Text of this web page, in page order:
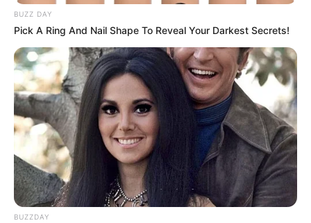
acontecimientos que suceden en
Ibagué, el Tolima, Colombia y el
Mundo, haga clic en el siguiente link y
únase a nuestro grupo de WhatsApp
Comente las noticias de nuestro
Portal, escribanos sus denuncias,
conviértase en nuestros ojos donde la
noticia se esté desarrollando,
escríbanos al WhatsApp a través de
este link
BUZZ DAY
Pick A Ring And Nail Shape To Reveal Your Darkest Secrets!
BUZZDAY